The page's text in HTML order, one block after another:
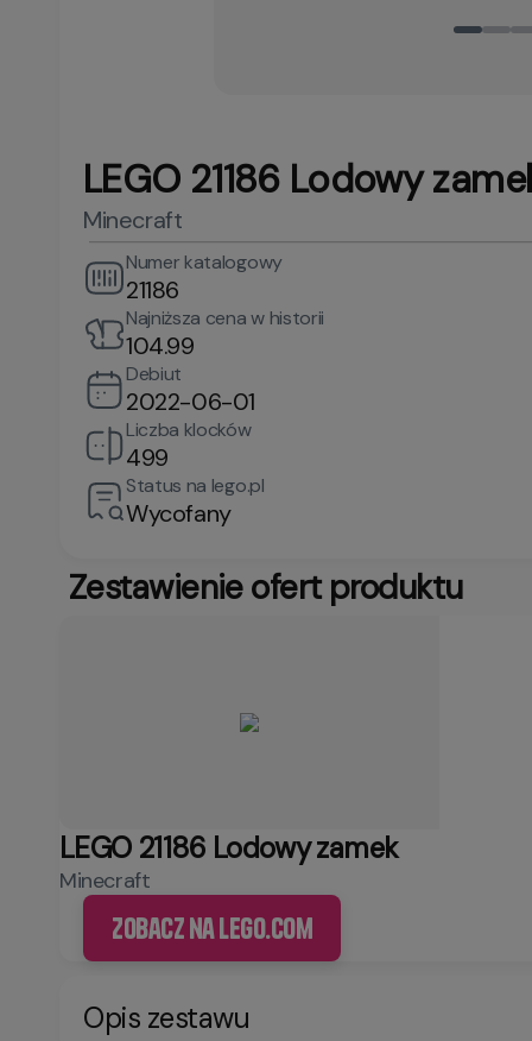
LEGO 21186 Lodowy
Minecraft
Numer katalogowy
21186
Najniższa cena w historii
104.99
Debiut
2022-06-01
Liczba klocków
499
Status na lego.pl
Wycofany
Zestawienie ofert produktu
LEGO 21186 Lodowy zamek
Minecraft
Zobacz na LEGO.com
Opis zestawu